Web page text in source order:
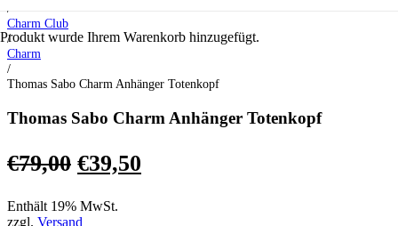
Produkt wurde Ihrem Warenkorb hinzugefügt.
/
Charm Club
/
Charm
/
Thomas Sabo Charm Anhänger Totenkopf
Thomas Sabo Charm Anhänger Totenkopf
€79,00 Ursprünglicher
war:
€39,50
Enthält 19% MwSt.
zzgl. Versand